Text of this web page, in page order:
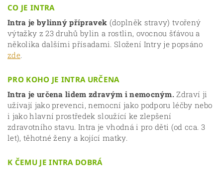
CO JE INTRA
Intra je bylinný přípravek (doplněk stravy) tvořený
výtažky z 23 druhů bylin a rostlin, ovocnou šťávou a
několika dalšími přísadami. Složení Intry je popsáno
zde.
PRO KOHO JE INTRA URČENA
Intra je určena lidem zdravým i nemocným. Zdraví ji
užívají jako prevenci, nemocní jako podporu léčby nebo
i jako hlavní prostředek sloužící ke zlepšení
zdravotního stavu. Intra je vhodná i pro děti (od cca. 3
let), těhotné ženy a kojící matky.
K ČEMU JE INTRA DOBRÁ